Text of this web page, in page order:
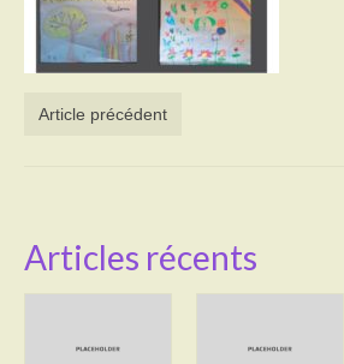
Démarches administratives
Article précédent
Articles récents